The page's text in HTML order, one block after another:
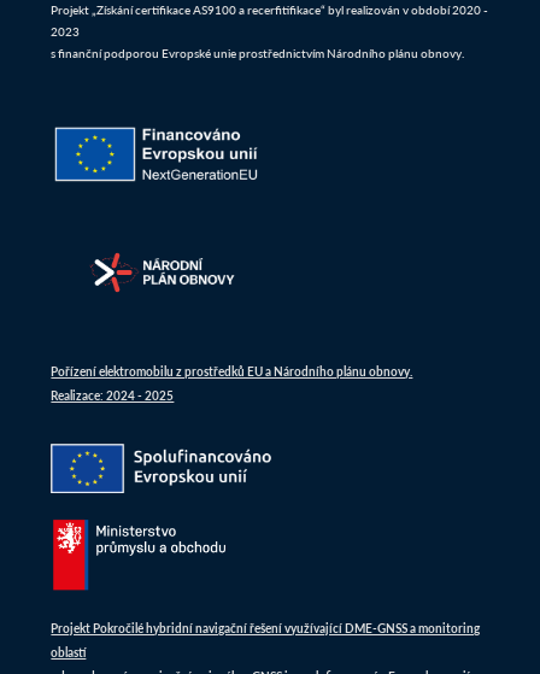
Projekt „Získání certifikace AS9100 a recerfitifikace“ byl realizován v období 2020 -
2023
s finanční podporou Evropské unie prostřednictvím Národního plánu obnovy.
Pořízení elektromobilu z prostředků EU a Národního plánu obnovy.
Realizace: 2024 - 2025
Projekt Pokročilé hybridní navigační řešení využívající DME-GNSS a monitoring
oblastí